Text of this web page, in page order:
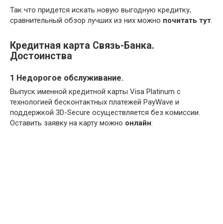
Так что придется искать новую выгодную кредитку,
сравнительный обзор лучших из них можно почитать тут.
Кредитная карта Связь-Банка.
Достоинства
1 Недорогое обслуживание.
Выпуск именной кредитной карты Visa Platinum с
технологией бесконтактных платежей PayWave и
поддержкой 3D-Secure осуществляется без комиссии.
Оставить заявку на карту можно онлайн: